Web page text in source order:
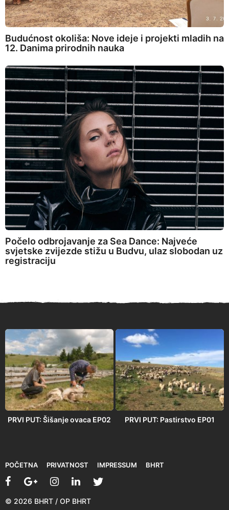
Budućnost okoliša: Nove ideje i projekti mladih na
12. Danima prirodnih nauka
Počelo odbrojavanje za Sea Dance: Najveće
svjetske zvijezde stižu u Budvu, ulaz slobodan uz
registraciju
PRVI PUT: Šišanje ovaca EP02 PRVI PUT: Pastirstvo EP01
POČETNA PRIVATNOST IMPRESSUM BHRT
© 2026 BHRT / OP BHRT